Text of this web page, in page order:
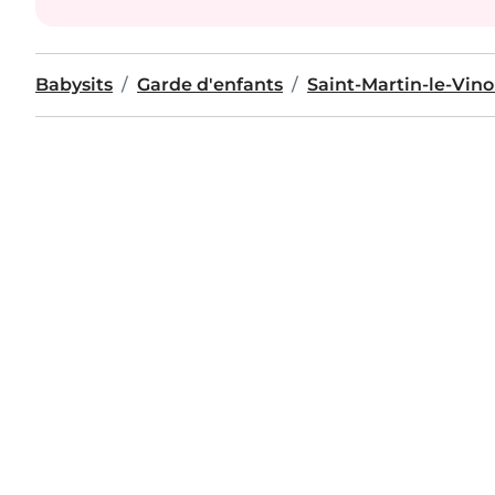
Babysits Garde d'enfants Saint-Martin-le-